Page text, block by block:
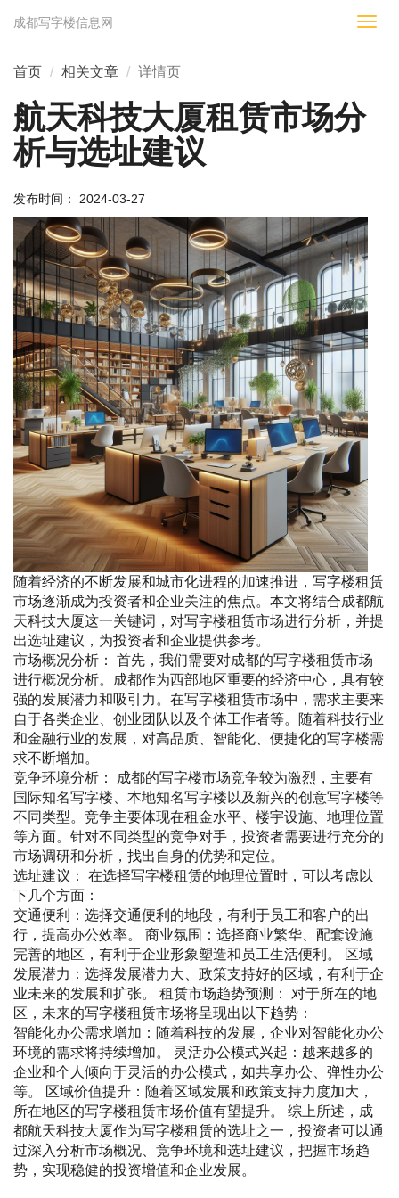
切
成都写字楼信息网
首页 相关文章 详情页
航天科技大厦租赁市场分
析与选址建议
发布时间： 2024-03-27
随着经济的不断发展和城市化进程的加速推进，写字楼租赁
市场逐渐成为投资者和企业关注的焦点。本文将结合成都航
天科技大厦这一关键词，对写字楼租赁市场进行分析，并提
出选址建议，为投资者和企业提供参考。
市场概况分析： 首先，我们需要对成都的写字楼租赁市场
进行概况分析。成都作为西部地区重要的经济中心，具有较
强的发展潜力和吸引力。在写字楼租赁市场中，需求主要来
自于各类企业、创业团队以及个体工作者等。随着科技行业
和金融行业的发展，对高品质、智能化、便捷化的写字楼需
求不断增加。
竞争环境分析： 成都的写字楼市场竞争较为激烈，主要有
国际知名写字楼、本地知名写字楼以及新兴的创意写字楼等
不同类型。竞争主要体现在租金水平、楼宇设施、地理位置
等方面。针对不同类型的竞争对手，投资者需要进行充分的
市场调研和分析，找出自身的优势和定位。
选址建议： 在选择写字楼租赁的地理位置时，可以考虑以
下几个方面：
交通便利：选择交通便利的地段，有利于员工和客户的出
行，提高办公效率。 商业氛围：选择商业繁华、配套设施
完善的地区，有利于企业形象塑造和员工生活便利。 区域
发展潜力：选择发展潜力大、政策支持好的区域，有利于企
业未来的发展和扩张。 租赁市场趋势预测： 对于所在的地
区，未来的写字楼租赁市场将呈现出以下趋势：
智能化办公需求增加：随着科技的发展，企业对智能化办公
环境的需求将持续增加。 灵活办公模式兴起：越来越多的
企业和个人倾向于灵活的办公模式，如共享办公、弹性办公
等。 区域价值提升：随着区域发展和政策支持力度加大，
所在地区的写字楼租赁市场价值有望提升。 综上所述，成
都航天科技大厦作为写字楼租赁的选址之一，投资者可以通
过深入分析市场概况、竞争环境和选址建议，把握市场趋
势，实现稳健的投资增值和企业发展。